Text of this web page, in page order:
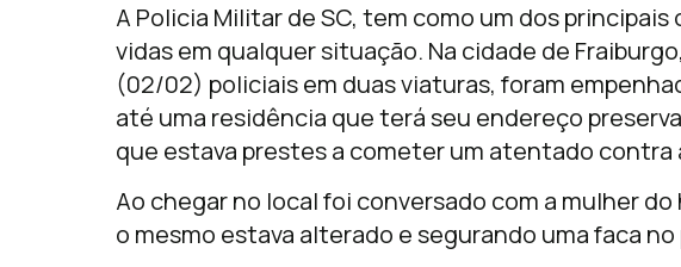
A Policia Militar de SC, tem como um dos
vidas em qualquer situação. Na cidade de
(02/02) policiais em duas viaturas, foram
até uma residência que terá seu endereço
que estava prestes a cometer um atentado contra
Ao chegar no local foi conversado com a mulher
o mesmo estava alterado e segurando uma faca